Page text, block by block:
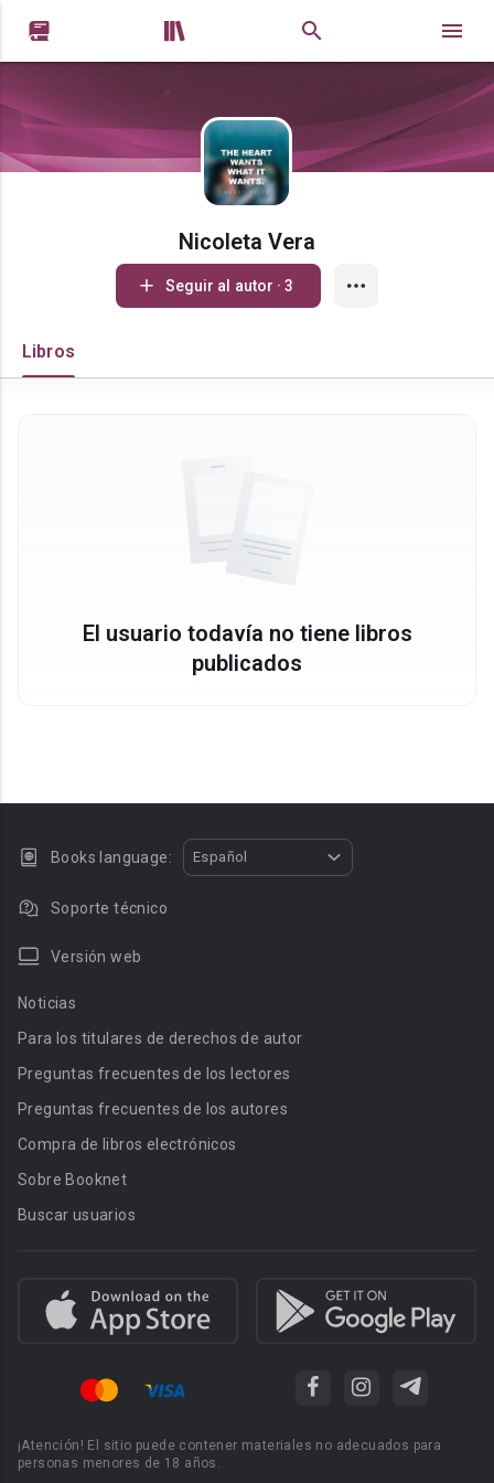
 
Nicoleta Vera
Seguir al autor · 3
Libros
El usuario todavía no tiene libros
publicados
Books language: Español
Soporte técnico
Versión web
Noticias
Para los titulares de derechos de autor
Preguntas frecuentes de los lectores
Preguntas frecuentes de los autores
Compra de libros electrónicos
Sobre Booknet
Buscar usuarios
¡Atención! El sitio puede contener materiales no adecuados para
personas menores de 18 años.